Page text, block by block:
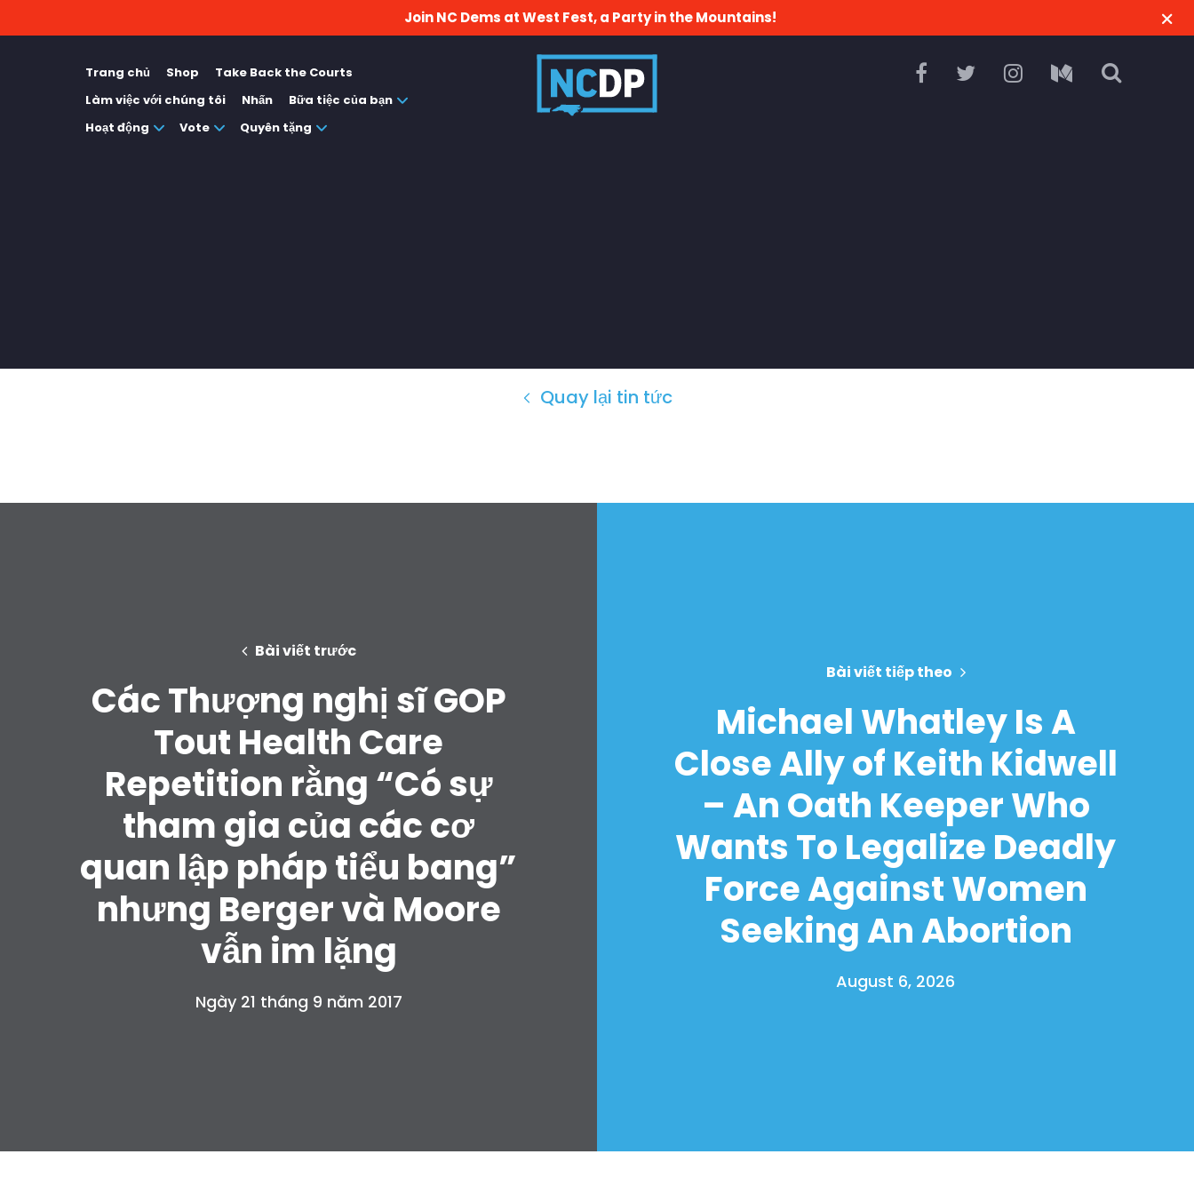
Join NC Dems at West Fest, a Party in the Mountains!
Trang chủ Shop
Take Back the Courts
Làm việc với chúng tôi
Nhấn
Bữa tiệc của bạn
Hoạt động
Vote Quyên tặng
Quay lại tin tức
Bài viết trước
Các Thượng nghị sĩ GOP
Tout Health Care
Repetition rằng “Có sự
tham gia của các cơ
quan lập pháp tiểu bang”
nhưng Berger và Moore
vẫn im lặng
Ngày 21 tháng 9 năm 2017
Bài viết tiếp theo
Michael Whatley Is A
Close Ally of Keith Kidwell
– An Oath Keeper Who
Wants To Legalize Deadly
Force Against Women
Seeking An Abortion
August 6, 2026